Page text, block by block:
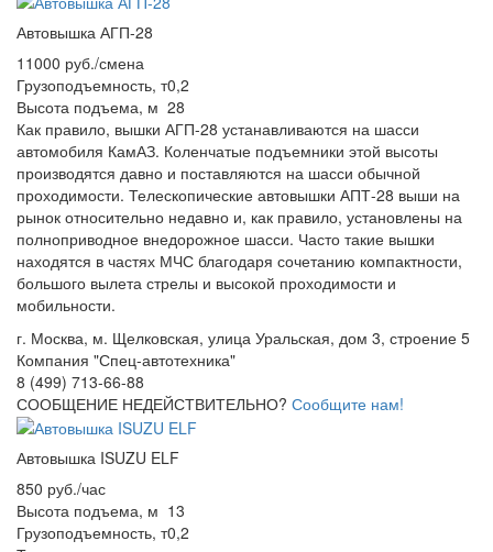
Автовышка АГП-28
11000 руб./смена
Грузоподъемность, т0,2
Высота подъема, м 28
Как правило, вышки АГП-28 устанавливаются на шасси
автомобиля КамАЗ. Коленчатые подъемники этой высоты
производятся давно и поставляются на шасси обычной
проходимости. Телескопические автовышки АПТ-28 выши на
рынок относительно недавно и, как правило, установлены на
полноприводное внедорожное шасси. Часто такие вышки
находятся в частях МЧС благодаря сочетанию компактности,
большого вылета стрелы и высокой проходимости и
мобильности.
г. Москва, м. Щелковская, улица Уральская, дом 3, строение 5
Компания "Спец-автотехника"
8 (499) 713-66-88
СООБЩЕНИЕ НЕДЕЙСТВИТЕЛЬНО? Сообщите нам!
Автовышка ISUZU ELF
850 руб./час
Высота подъема, м 13
Грузоподъемность, т0,2